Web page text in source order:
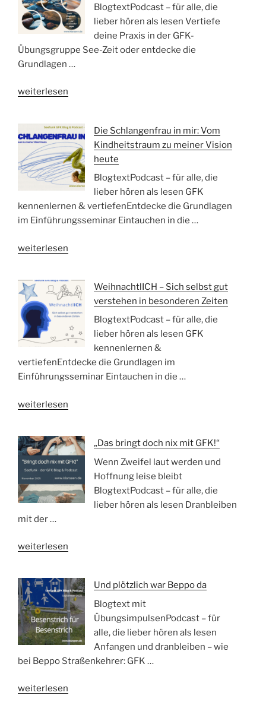
der
eigenen
Wirksamkeit“
BlogtextPodcast – für alle, die
lieber hören als lesen Vertiefe
deine Praxis in der GFK-
Übungsgruppe See-Zeit oder entdecke die
Grundlagen …
„Kongruenz
innen
außen
„Ja“
zueinander
sagen“
weiterlesen
Die Schlangenfrau in mir: Vom
Kindheitstraum zu meiner Vision
heute
BlogtextPodcast – für alle, die
lieber hören als lesen GFK
kennenlernen & vertiefenEntdecke die Grundlagen
im Einführungsseminar Eintauchen in die …
„Die
mir:
Vom
Kindheitstraum
zu
meiner
Vision
heute“
weiterlesen
WeihnachtlICH – Sich selbst gut
verstehen in besonderen Zeiten
BlogtextPodcast – für alle, die
lieber hören als lesen GFK
kennenlernen &
vertiefenEntdecke die Grundlagen im
Einführungsseminar Eintauchen in die …
„WeihnachtlICH
selbst
gut
verstehen
in
besonderen
Zeiten“
weiterlesen
„Das bringt doch nix mit GFK!“
Wenn Zweifel laut werden und
Hoffnung leise bleibt
BlogtextPodcast – für alle, die
lieber hören als lesen Dranbleiben
mit der …
„„Das
nix
mit
GFK!““
weiterlesen
Und plötzlich war Beppo da
Blogtext mit
ÜbungsimpulsenPodcast – für
alle, die lieber hören als lesen
Anfangen und dranbleiben – wie
bei Beppo Straßenkehrer: GFK …
„Und
weiterlesen